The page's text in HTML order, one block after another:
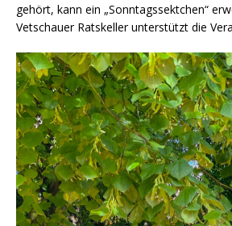
gehört, kann ein „Sonntagssektchen“
Vetschauer Ratskeller unterstützt die